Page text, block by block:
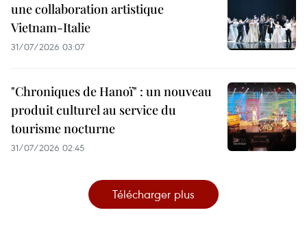
une collaboration artistique
Vietnam-Italie
31/07/2026 03:07
"Chroniques de Hanoï" : un nouveau
produit culturel au service du
tourisme nocturne
31/07/2026 02:45
Télécharger plus